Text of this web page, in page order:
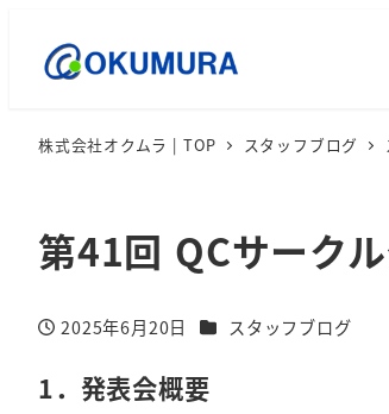
株式会社オクムラ | TOP スタッフブログ
第41回 QCサーク
投稿日
2025年6月20日 カテゴリー
スタッフブログ
1．発表会概要